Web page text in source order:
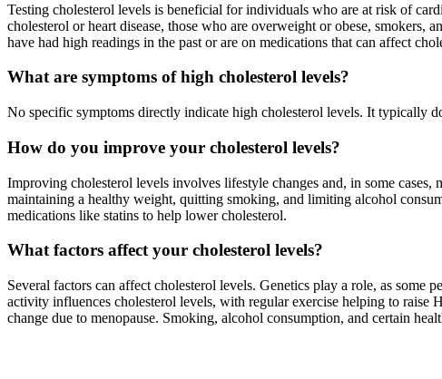
Testing cholesterol levels is beneficial for individuals who are at risk of
cholesterol or heart disease, those who are overweight or obese,
have had high readings in the past or are on medications that can affect
What are symptoms of high cholesterol levels?
No specific symptoms directly indicate high cholesterol levels. It typically
How do you improve your cholesterol levels?
Improving cholesterol levels involves lifestyle changes and, in some
maintaining a healthy weight, quitting smoking, and limiting alcohol
medications like statins to help lower cholesterol.
What factors affect your cholesterol levels?
Several factors can affect cholesterol levels. Genetics play a role, as some
activity influences cholesterol levels, with regular exercise helping to raise
change due to menopause. Smoking, alcohol consumption, and certain